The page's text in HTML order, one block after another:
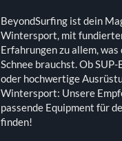
BeyondSurfing ist dein
Wintersport, mit
Erfahrungen zu allem,
Schnee brauchst. Ob
oder hochwertige
Wintersport: Unsere
passende Equipment für
finden!